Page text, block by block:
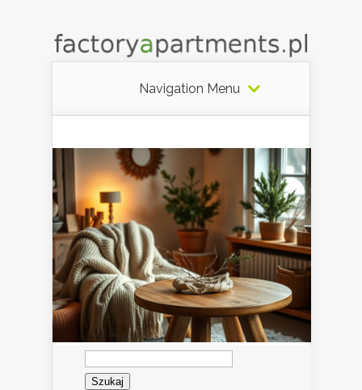
Navigation Menu
Szukaj: